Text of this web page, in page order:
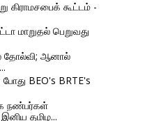
கிராமசபைக் கூட்டம் -
மாறுதல் பெறுவது
தோல்வி; ஆனால்
BEO's BRTE's
நண்பர்கள்
தமிழ...